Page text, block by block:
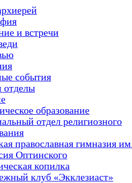
и встречи
события
отделы
образование
отдел религиозного
православная гимназия
Оптинского
копилка
клуб «Экклезиаст»